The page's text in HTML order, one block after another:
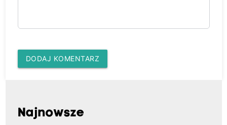
DODAJ KOMENTARZ
Najnowsze